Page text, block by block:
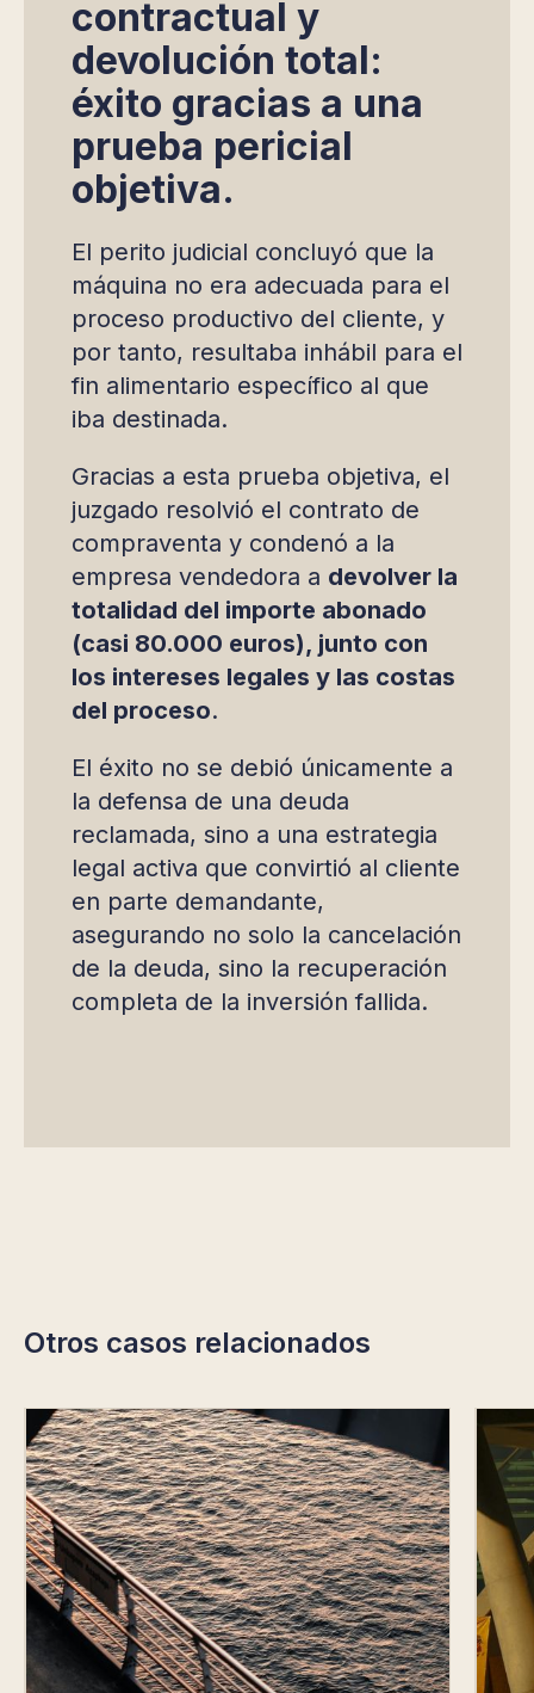
contractual y
devolución total:
éxito gracias a una
prueba pericial
objetiva.
El perito judicial concluyó que la
máquina no era adecuada para el
proceso productivo del cliente, y
por tanto, resultaba inhábil para el
fin alimentario específico al que
iba destinada.
Gracias a esta prueba objetiva, el
juzgado resolvió el contrato de
compraventa y condenó a la
empresa vendedora a devolver la
totalidad del importe abonado
(casi 80.000 euros), junto con
los intereses legales y las costas
del proceso.
El éxito no se debió únicamente a
la defensa de una deuda
reclamada, sino a una estrategia
legal activa que convirtió al cliente
en parte demandante,
asegurando no solo la cancelación
de la deuda, sino la recuperación
completa de la inversión fallida.
Otros casos relacionados